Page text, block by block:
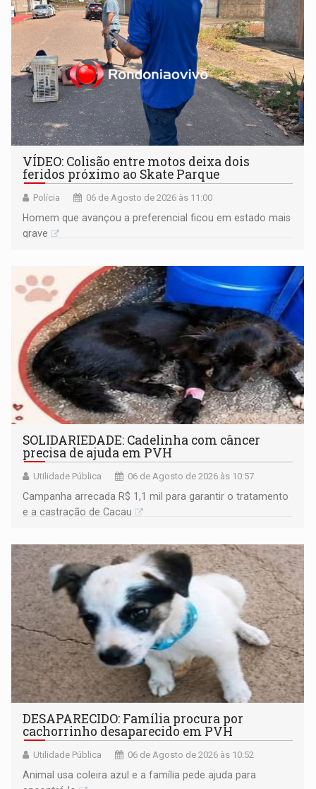
VÍDEO: Colisão entre motos deixa dois
feridos próximo ao Skate Parque
Polícia 06 de Agosto de 2026 às 11:00
Homem que avançou a preferencial ficou em estado mais
grave
SOLIDARIEDADE: Cadelinha com câncer
precisa de ajuda em PVH
Utilidade Pública 06 de Agosto de 2026 às 10:57
Campanha arrecada R$ 1,1 mil para garantir o tratamento
e a castração de Cacau
DESAPARECIDO: Família procura por
cachorrinho desaparecido em PVH
Utilidade Pública 06 de Agosto de 2026 às 10:52
Animal usa coleira azul e a família pede ajuda para